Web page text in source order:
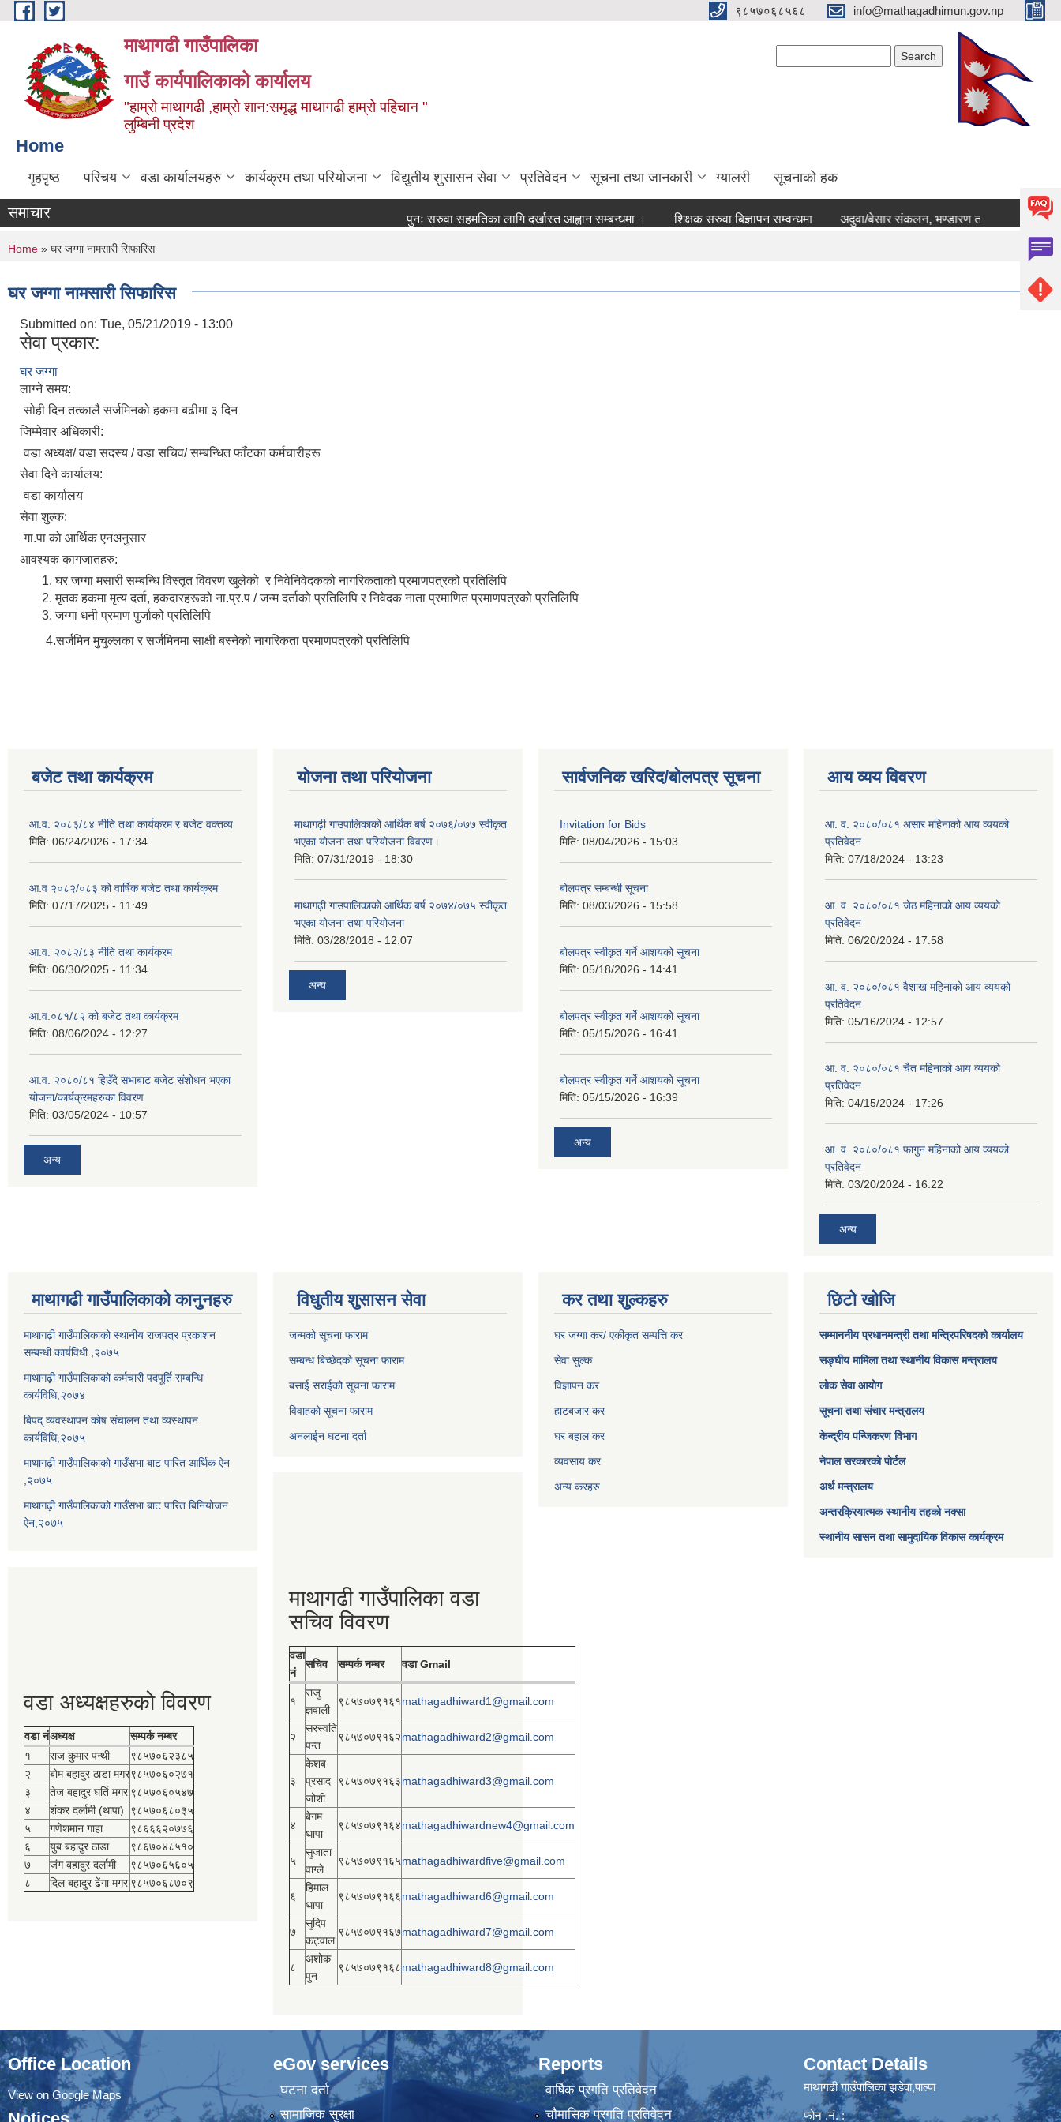
Skip to main content ९८५७०६८५६८ info@mathagadhimun.gov.np
माथागढी गाउँपालिका
गाउँ कार्यपालिकाको कार्यालय
"हाम्रो माथागढी ,हाम्रो शान:समृद्ध माथागढी हाम्रो पहिचान "
लुम्बिनी प्रदेश
Home
गृहपृष्ठ परिचय वडा कार्यालयहरु कार्यक्रम तथा परियोजना विद्युतीय शुसासन सेवा प्रतिवेदन सूचना तथा जानकारी ग्यालरी सूचनाको हक
समाचार पुनः सरुवा सहमतिका लागि दर्खास्त आह्वान सम्बन्धमा । शिक्षक सरुवा बिज्ञापन सम्वन्धमा अदुवा/बेसार संकलन, भण्डारण तथा बजारीकरणका लागि
You are here
Home » घर जग्गा नामसारी सिफारिस
घर जग्गा नामसारी सिफारिस
Submitted on: Tue, 05/21/2019 - 13:00
सेवा प्रकार:
घर जग्गा
लाग्ने समय:
सोही दिन तत्कालै सर्जमिनको हकमा बढीमा ३ दिन
जिम्मेवार अधिकारी:
वडा अध्यक्ष/ वडा सदस्य / वडा सचिव/ सम्बन्धित फाँटका कर्मचारीहरू
सेवा दिने कार्यालय:
वडा कार्यालय
सेवा शुल्क:
गा.पा को आर्थिक एनअनुसार
आवश्यक कागजातहरु:
घर जग्गा मसारी सम्बन्धि विस्तृत विवरण खुलेको र निवेनिवेदकको नागरिकताको प्रमाणपत्रको प्रतिलिपि
मृतक हकमा मृत्य दर्ता, हकदारहरूको ना.प्र.प / जन्म दर्ताको प्रतिलिपि र निवेदक नाता प्रमाणित प्रमाणपत्रको प्रतिलिपि
जग्गा धनी प्रमाण पुर्जाको प्रतिलिपि
4.सर्जमिन मुचुल्लका र सर्जमिनमा साक्षी बस्नेको नागरिकता प्रमाणपत्रको प्रतिलिपि
बजेट तथा कार्यक्रम
आ.व. २०८३/८४ नीति तथा कार्यक्रम र बजेट वक्तव्य
मिति: 06/24/2026 - 17:34
आ.व २०८२/०८३ को वार्षिक बजेट तथा कार्यक्रम
मिति: 07/17/2025 - 11:49
आ.व. २०८२/८३ नीति तथा कार्यक्रम
मिति: 06/30/2025 - 11:34
आ.व.०८१/८२ को बजेट तथा कार्यक्रम
मिति: 08/06/2024 - 12:27
आ.व. २०८०/८१ हिउँदे सभाबाट बजेट संशोधन भएका
योजना/कार्यक्रमहरुका विवरण
मिति: 03/05/2024 - 10:57
अन्य
योजना तथा परियोजना
माथागढ़ी गाउपालिकाको आर्थिक बर्ष २०७६/०७७ स्वीकृत
भएका योजना तथा परियोजना विवरण।
मिति: 07/31/2019 - 18:30
माथागढ़ी गाउपालिकाको आर्थिक बर्ष २०७४/०७५ स्वीकृत
भएका योजना तथा परियोजना
मिति: 03/28/2018 - 12:07
अन्य
सार्वजनिक खरिद/बोलपत्र सूचना
Invitation for Bids
मिति: 08/04/2026 - 15:03
बोलपत्र सम्बन्धी सूचना
मिति: 08/03/2026 - 15:58
बोलपत्र स्वीकृत गर्ने आशयको सूचना
मिति: 05/18/2026 - 14:41
बोलपत्र स्वीकृत गर्ने आशयको सूचना
मिति: 05/15/2026 - 16:41
बोलपत्र स्वीकृत गर्ने आशयको सूचना
मिति: 05/15/2026 - 16:39
अन्य
आय व्यय विवरण
आ. व. २०८०/०८१ असार महिनाको आय व्ययको
प्रतिवेदन
मिति: 07/18/2024 - 13:23
आ. व. २०८०/०८१ जेठ महिनाको आय व्ययको
प्रतिवेदन
मिति: 06/20/2024 - 17:58
आ. व. २०८०/०८१ वैशाख महिनाको आय व्ययको
प्रतिवेदन
मिति: 05/16/2024 - 12:57
आ. व. २०८०/०८१ चैत महिनाको आय व्ययको
प्रतिवेदन
मिति: 04/15/2024 - 17:26
आ. व. २०८०/०८१ फागुन महिनाको आय व्ययको
प्रतिवेदन
मिति: 03/20/2024 - 16:22
अन्य
माथागढी गाउँपालिकाको कानुनहरु
माथागढ़ी गाउँपालिकाको स्थानीय राजपत्र प्रकाशन
सम्बन्धी कार्यविधी ,२०७५
माथागढ़ी गाउँपालिकाको कर्मचारी पदपूर्ति सम्बन्धि
कार्यविधि,२०७४
बिपद् व्यवस्थापन कोष संचालन तथा व्यस्थापन
कार्यविधि,२०७५
माथागढ़ी गाउँपालिकाको गाउँसभा बाट पारित आर्थिक ऐन
,२०७५
माथागढ़ी गाउँपालिकाको गाउँसभा बाट पारित बिनियोजन
ऐन,२०७५
वडा अध्यक्षहरुको विवरण
वडा नंअध्यक्ष
सम्पर्क नम्बर
१
राज कुमार पन्थी
९८५७०६२३८५
२
बोम बहादुर ठाडा मगर९८५७०६०२७१
३
तेज बहादुर घर्ति मगर ९८५७०६०५४७
४
शंकर दर्लामी (थापा)
९८५७०६८०३५
५
गणेशमान गाहा
९८६६६२०७७६
६
युब बहादुर ठाडा
९८६७०४८५१०
७
जंग बहादुर दर्लामी
९८५७०६५६०५
८
दिल बहादुर ढेंगा मगर ९८५७०६८७०९
विधुतीय शुसासन सेवा
जन्मको सूचना फाराम
सम्बन्ध बिच्छेदको सूचना फाराम
बसाई सराईको सूचना फाराम
विवाहको सूचना फाराम
अनलाईन घटना दर्ता
माथागढी गाउँपालिका वडा
सचिव विवरण
वडा
नं
सचिव सम्पर्क नम्बर वडा Gmail
१
राजु
ज्ञवाली
९८५७०७९१६१mathagadhiward1@gmail.com
२
सरस्वति
पन्त
९८५७०७९१६२mathagadhiward2@gmail.com
३
केशब
प्रसाद
जोशी
९८५७०७९१६३mathagadhiward3@gmail.com
४
बेगम
थापा
९८५७०७९१६४mathagadhiwardnew4@gmail.com
५
सुजाता
वाग्ले
९८५७०७९१६५mathagadhiwardfive@gmail.com
६
हिमाल
थापा
९८५७०७९१६६mathagadhiward6@gmail.com
७
सुदिप
कट्वाल
९८५७०७९१६७mathagadhiward7@gmail.com
८
अशोक
पुन
९८५७०७९१६८mathagadhiward8@gmail.com
कर तथा शुल्कहरु
घर जग्गा कर/ एकीकृत सम्पत्ति कर
सेवा सुल्क
विज्ञापन कर
हाटबजार कर
घर बहाल कर
व्यवसाय कर
अन्य करहरु
छिटो खोजि
सम्माननीय प्रधानमन्त्री तथा मन्त्रिपरिषद‌को कार्यालय
सङ्घीय मामिला तथा स्थानीय विकास मन्त्रालय
लोक सेवा आयोग
सूचना तथा संचार मन्त्रालय
केन्द्रीय पन्जिकरण विभाग
नेपाल सरकारको पोर्टल
अर्थ मन्त्रालय
अन्तरक्रियात्मक स्थानीय तहको नक्सा
स्थानीय सासन तथा सामुदायिक विकास कार्यक्रम
Office Location
View on Google Maps
Notices
eGov services
घटना दर्ता
सामाजिक सुरक्षा
Reports
वार्षिक प्रगति प्रतिवेदन
चौमासिक प्रगति प्रतिवेदन
Contact Details
माथागढी गाउँपालिका झडेवा,पाल्पा
फोन .नं. :